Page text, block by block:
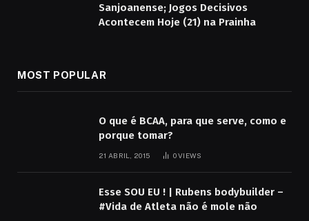
Sanjoanense; Jogos Decisivos
Acontecem Hoje (21) na Prainha
MOST POPULAR
O que é BCAA, para que serve, como e
porque tomar?
21 ABRIL, 2015 0VIEWS
Esse SOU EU ! | Rubens bodybuilder –
#Vida de Atleta não é mole não